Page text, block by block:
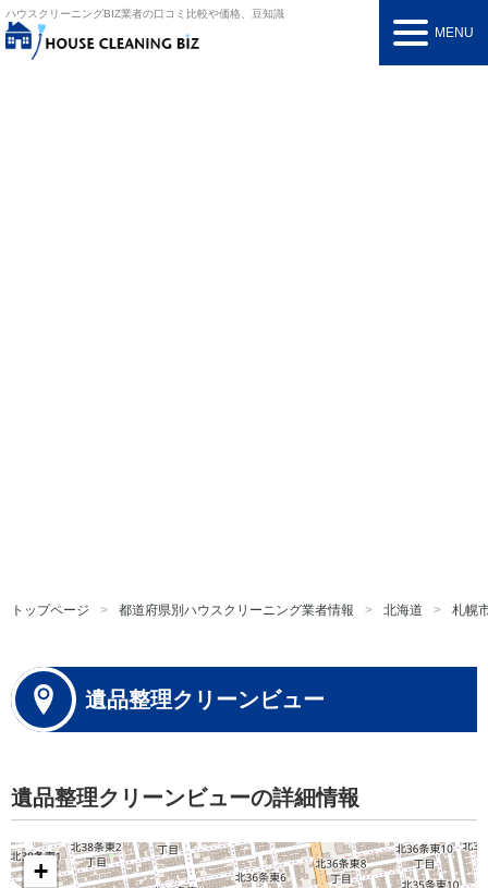
ハウスクリーニングBIZ業者の口コミ比較や価格、豆知識
MENU
トップページ 都道府県別ハウスクリーニング業者情報 北海道 札幌
遺品整理クリーンビュー
遺品整理クリーンビューの詳細情報
+